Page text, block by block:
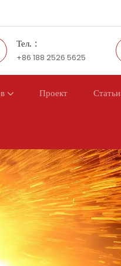
Тел. :
+86 188 2526 5625
Проект Статьи